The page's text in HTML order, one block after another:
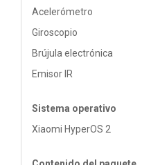
Acelerómetro
Giroscopio
Brújula electrónica
Emisor IR
Sistema operativo
Xiaomi HyperOS 2